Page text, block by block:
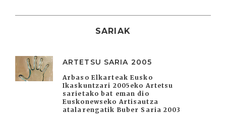
SARIAK
ARTETSU SARIA 2005
Arbaso Elkarteak Eusko
Ikaskuntzari 2005eko Artetsu
sarietako bat eman dio
Euskonewseko Artisautza
atalarengatik Buber Saria 2003